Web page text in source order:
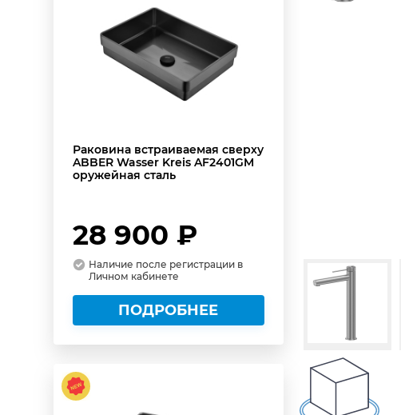
Раковина встраиваемая сверху
ABBER Wasser Kreis AF2401GM
оружейная сталь
28 900 ₽
Наличие после регистрации в
Личном кабинете
ПОДРОБНЕЕ